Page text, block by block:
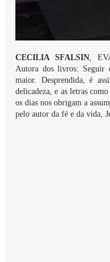
CECILIA SFALSIN,
Autora dos livros: Seguir
maior. Desprendida, é
delicadeza, e as letras
os dias nos obrigam a
pelo autor da fé e da vida,